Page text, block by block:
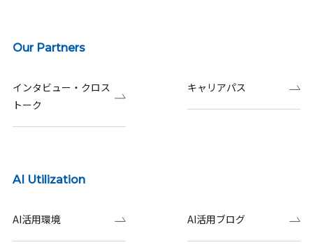
Our Partners
インタビュー・クロス
トーク
キャリアパス
AI Utilization
AI活用環境 AI活用ブログ